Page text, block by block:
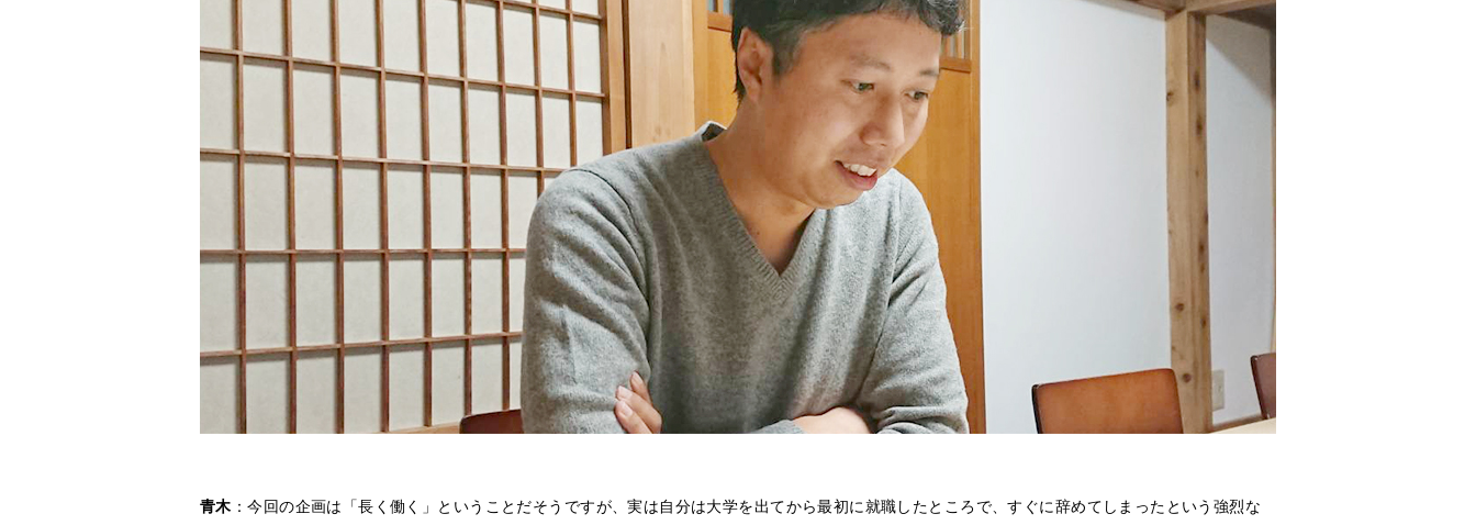
青木 ：今回の企画は「長く働く」ということだそうですが、実は自分は大学を出てから最初に就職したところで、すぐに辞めてしまったという強烈な